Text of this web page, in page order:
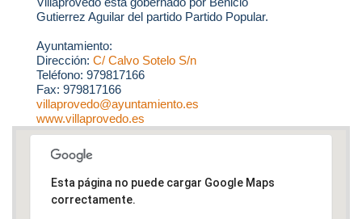
Gutierrez Aguilar del partido Partido Popular.
Ayuntamiento:
Dirección: C/ Calvo Sotelo S/n
Teléfono: 979817166
Fax: 979817166
villaprovedo@ayuntamiento.es
www.villaprovedo.es
Esta página no puede cargar Google Maps
correctamente.